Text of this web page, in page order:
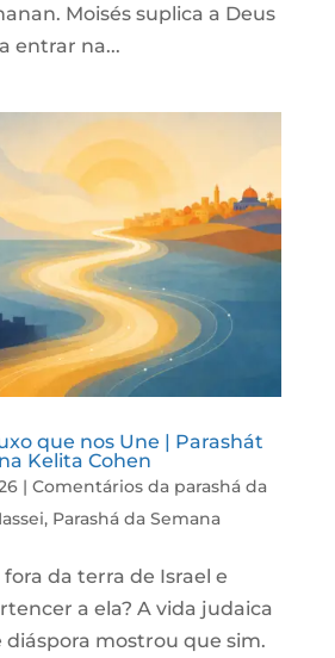
Moisés suplica a Deus
entrar na...
que nos Une | Parashát
Kelita Cohen
| Comentários da parashá da
, Parashá da Semana
fora da terra de Israel e
a ela? A vida judaica
diáspora mostrou que sim.